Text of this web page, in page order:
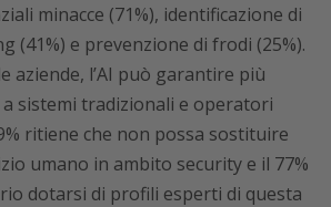
minacce (71%), identificazione di
(41%) e prevenzione di frodi (25%).
aziende, l’AI può garantire più
sistemi tradizionali e operatori
ritiene che non possa sostituire
umano in ambito security e il 77%
dotarsi di profili esperti di questa